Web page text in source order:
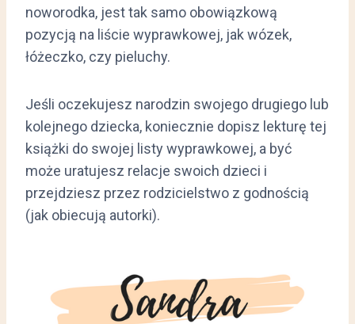
noworodka, jest tak samo obowiązkową
pozycją na liście wyprawkowej, jak wózek,
łóżeczko, czy pieluchy.
Jeśli oczekujesz narodzin swojego drugiego lub
kolejnego dziecka, koniecznie dopisz lekturę tej
książki do swojej listy wyprawkowej, a być
może uratujesz relacje swoich dzieci i
przejdziesz przez rodzicielstwo z godnością
(jak obiecują autorki).